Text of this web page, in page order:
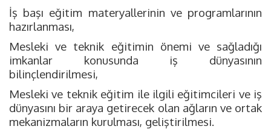
İş başı eğitim materyallerinin ve programlarının
hazırlanması,
Mesleki ve teknik eğitimin önemi ve sağladığı
imkanlar konusunda iş dünyasının
bilinçlendirilmesi,
Mesleki ve teknik eğitim ile ilgili eğitimcileri ve iş
dünyasını bir araya getirecek olan ağların ve ortak
mekanizmaların kurulması, geliştirilmesi.